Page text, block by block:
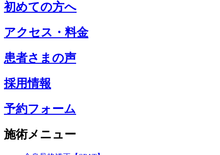
初めての方へ
アクセス・料金
患者さまの声
採用情報
予約フォーム
施術メニュー